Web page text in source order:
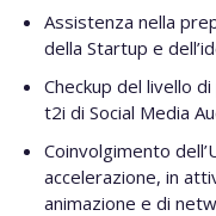
Assistenza nella
della Startup e
Checkup del livello
t2i di Social Media
Coinvolgimento
accelerazione, in
animazione e di